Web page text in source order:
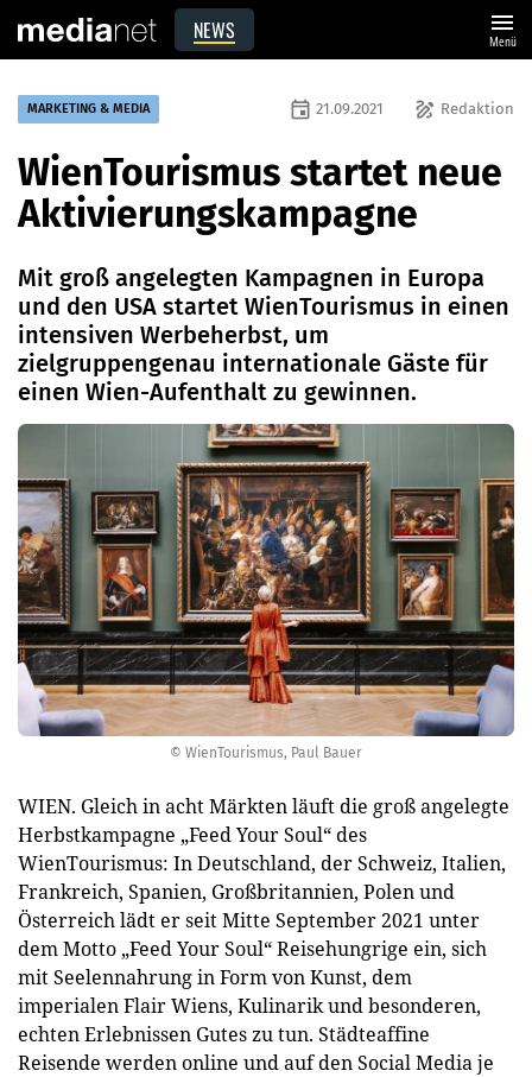
NEWS menu
Menü
© WienTourismus, Paul Bauer
MARKETING & MEDIA draw Redaktion
event 21.09.2021
WienTourismus startet neue
Aktivierungskampagne
Mit groß angelegten Kampagnen in Europa
und den USA startet WienTourismus in einen
intensiven Werbeherbst, um
zielgruppengenau internationale Gäste für
einen Wien-Aufenthalt zu gewinnen.
WIEN. Gleich in acht Märkten läuft die groß angelegte
Herbstkampagne „Feed Your Soul“ des
WienTourismus: In Deutschland, der Schweiz, Italien,
Frankreich, Spanien, Großbritannien, Polen und
Österreich lädt er seit Mitte September 2021 unter
dem Motto „Feed Your Soul“ Reisehungrige ein, sich
mit Seelennahrung in Form von Kunst, dem
imperialen Flair Wiens, Kulinarik und besonderen,
echten Erlebnissen Gutes zu tun. Städteaffine
Reisende werden online und auf den Social Media je